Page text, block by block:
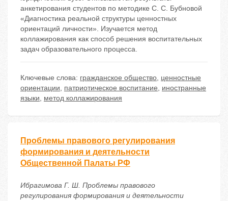
анкетирования студентов по методике С. С. Бубновой
«Диагностика реальной структуры ценностных
ориентаций личности». Изучается метод
коллажирования как способ решения воспитательных
задач образовательного процесса.
Ключевые слова: гражданское общество, ценностные
ориентации, патриотическое воспитание, иностранные
языки, метод коллажирования
Проблемы правового регулирования
формирования и деятельности
Общественной Палаты РФ
Ибрагимова Г. Ш. Проблемы правового
регулирования формирования и деятельности